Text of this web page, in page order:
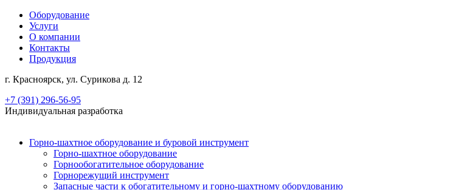
Оборудование
Услуги
О компании
Контакты
Продукция
г. Красноярск, ул. Сурикова д. 12
+7 (391) 296-56-95
Индивидуальная разработка
Горно-шахтное оборудование и буровой инструмент
Горно-шахтное оборудование
Горнообогатительное оборудование
Горнорежущий инструмент
Запасные части к обогатительному и горно-шахтному оборудованию